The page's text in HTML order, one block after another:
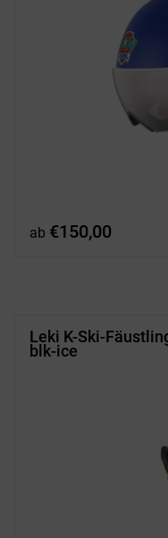
ab €150,00
Leki K-Ski-
blk-ice